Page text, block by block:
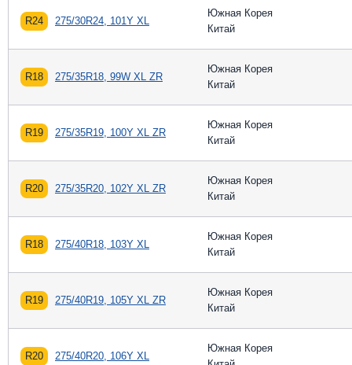
R24 275/30R24, 101Y XL
Южная Корея
Китай
R18 275/35R18, 99W XL ZR
Южная Корея
Китай
R19 275/35R19, 100Y XL ZR
Южная Корея
Китай
R20 275/35R20, 102Y XL ZR
Южная Корея
Китай
R18 275/40R18, 103Y XL
Южная Корея
Китай
R19 275/40R19, 105Y XL ZR
Южная Корея
Китай
R20 275/40R20, 106Y XL
Южная Корея